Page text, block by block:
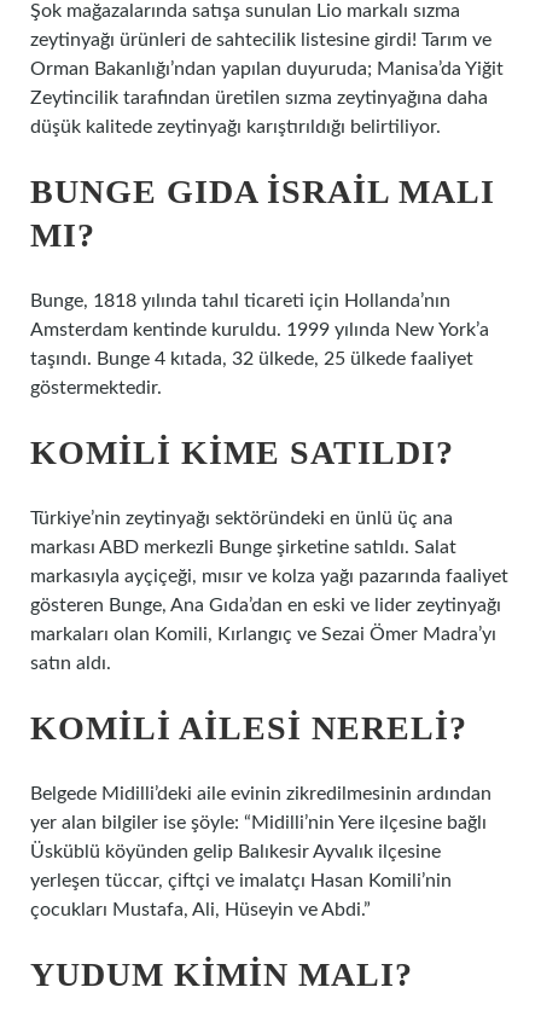
Şok mağazalarında satışa sunulan Lio markalı sızma
zeytinyağı ürünleri de sahtecilik listesine girdi! Tarım ve
Orman Bakanlığı’ndan yapılan duyuruda; Manisa’da Yiğit
Zeytincilik tarafından üretilen sızma zeytinyağına daha
düşük kalitede zeytinyağı karıştırıldığı belirtiliyor.
BUNGE GIDA İSRAIL MALI
MI?
Bunge, 1818 yılında tahıl ticareti için Hollanda’nın
Amsterdam kentinde kuruldu. 1999 yılında New York’a
taşındı. Bunge 4 kıtada, 32 ülkede, 25 ülkede faaliyet
göstermektedir.
KOMILI KIME SATILDI?
Türkiye’nin zeytinyağı sektöründeki en ünlü üç ana
markası ABD merkezli Bunge şirketine satıldı. Salat
markasıyla ayçiçeği, mısır ve kolza yağı pazarında faaliyet
gösteren Bunge, Ana Gıda’dan en eski ve lider zeytinyağı
markaları olan Komili, Kırlangıç ​​​​​​​​ve Sezai Ömer Madra’yı
satın aldı.
KOMILI AILESI NERELI?
Belgede Midilli’deki aile evinin zikredilmesinin ardından
yer alan bilgiler ise şöyle: “Midilli’nin Yere ilçesine bağlı
Üsküblü köyünden gelip Balıkesir Ayvalık ilçesine
yerleşen tüccar, çiftçi ve imalatçı Hasan Komili’nin
çocukları Mustafa, Ali, Hüseyin ve Abdi.”
YUDUM KIMIN MALI?